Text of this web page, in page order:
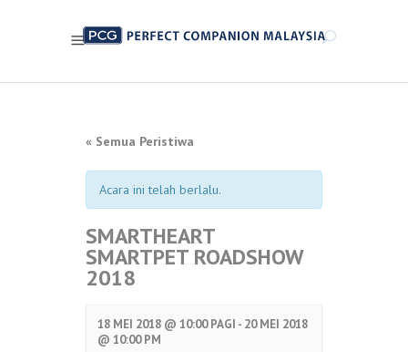
« Semua Peristiwa
Acara ini telah berlalu.
SMARTHEART
SMARTPET ROADSHOW
2018
18 MEI 2018 @ 10:00 PAGI - 20MEI 2018
@ 10:00 PM